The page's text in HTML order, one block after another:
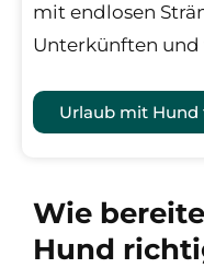
mit endlosen
Unterkünften und
Urlaub mit Hund
Wie
Hund